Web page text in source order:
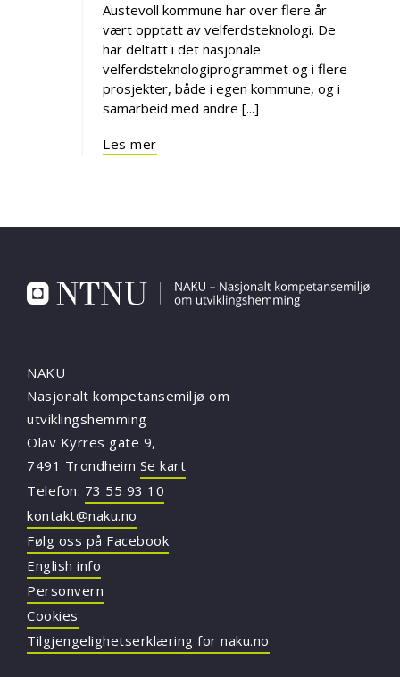
Austevoll kommune har over flere år
vært opptatt av velferdsteknologi. De
har deltatt i det nasjonale
velferdsteknologiprogrammet og i flere
prosjekter, både i egen kommune, og i
samarbeid med andre [...]
Les mer
NAKU
Nasjonalt kompetansemiljø om
utviklingshemming
Olav Kyrres gate 9,
7491 Trondheim Se kart
Telefon: 73 55 93 10
kontakt@naku.no
Følg oss på Facebook
English info
Personvern
Cookies
Tilgjengelighetserklæring for naku.no